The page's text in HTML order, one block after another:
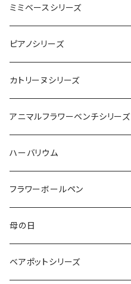
ピンク
ベア
ピンク
ライトグリーン
ピンク
ローズポット
レッド
オレンジ
ミミベースシリーズ
ミミホワイトベース
ピンク＆イエロー
レッド＆オレンジ
ピアノシリーズ
オリジナル1
レツド＆ピンク
カトリーヌシリーズ
ピンクベース
アニマルフラワーベンチシリーズ
モンキー
ソーダブルー
ベア
レッド
ピンク
ハーバリウム
フラワーボールペン
母の日
クレアシリーズ
ベアポットシリーズ